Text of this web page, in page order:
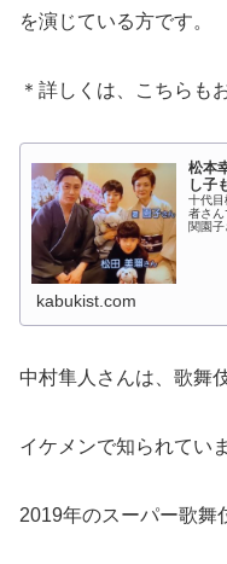
を演じている方です。
＊詳しくは、こちらも
松本
し子
十代
者さん
関園
kabukist.com
中村隼人さんは、歌舞
イケメンで知られてい
2019年のスーパー歌舞